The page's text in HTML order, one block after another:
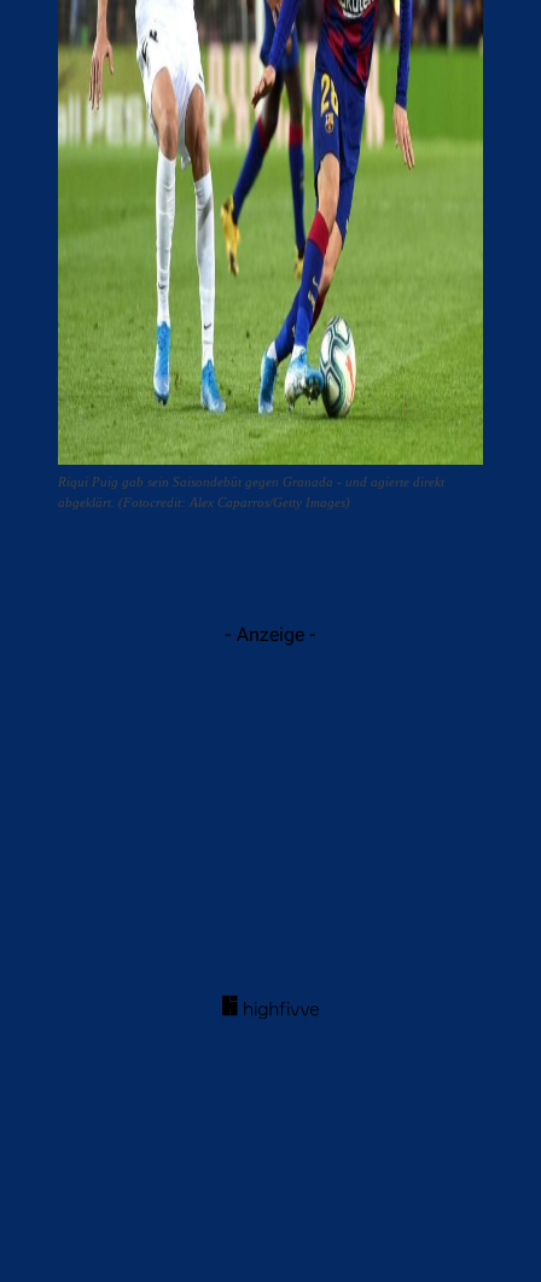
Riqui Puig gab sein Saisondebüt gegen Granada - und agierte direkt
abgeklärt. (Fotocredit: Alex Caparros/Getty Images)
- Anzeige -